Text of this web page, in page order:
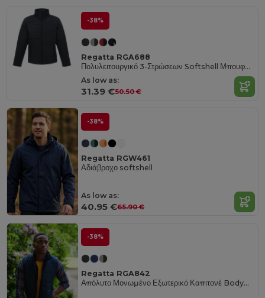
-38%
Regatta RGA688
Πολυλειτουργικό 3-Στρώσεων Softshell Μπουφάν με Storm Flap
As low as:
31.39 €50.50 €
-38%
Regatta RGW461
Αδιάβροχο softshell
As low as:
40.95 €65.90 €
-38%
Regatta RGA842
Απόλυτο Μονωμένο Εξωτερικό Καπιτονέ Bodywarmer